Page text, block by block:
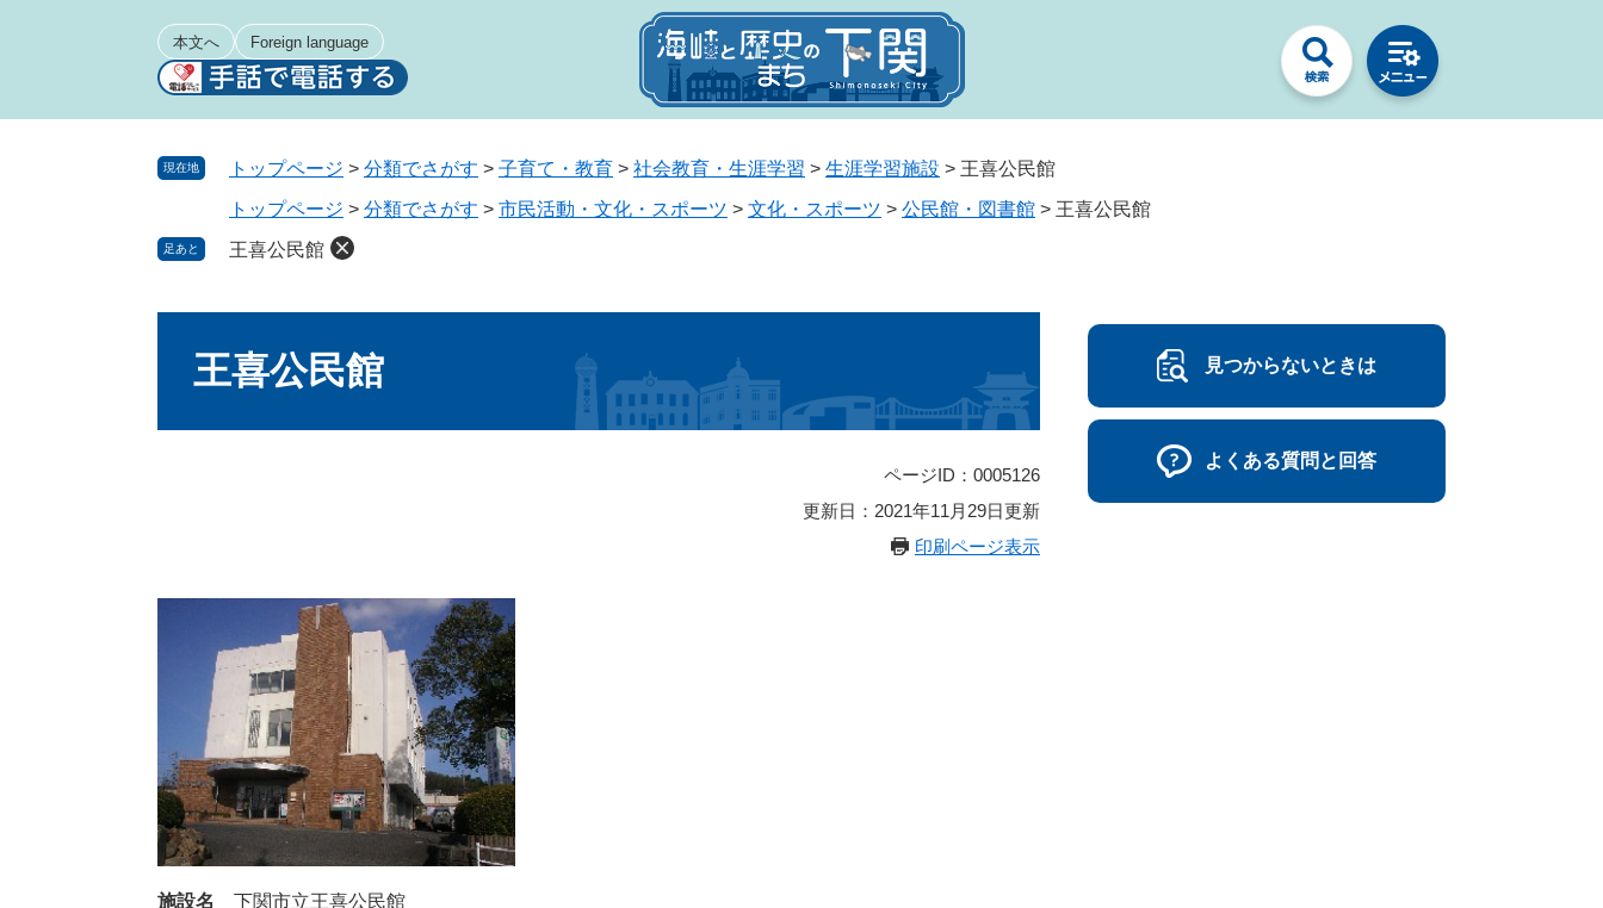
本文へ Foreign language
現在地 トップページ > 分類でさがす > 子育て・教育 > 社会教育・生涯学習 > 生涯学習施設 > 王喜公民館
トップページ > 分類でさがす > 市民活動・文化・スポーツ > 文化・スポーツ > 公民館・図書館 > 王喜公民館
足あと 王喜公民館
王喜公民館
ページID：0005126
更新日：2021年11月29日更新
印刷ページ表示
施設名 下関市立王喜公民館
見つからないときは
よくある質問と回答